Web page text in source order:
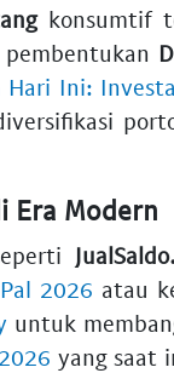
konsumtif
Hari Ini:
Era Modern
2026 atau
untuk
yang saat